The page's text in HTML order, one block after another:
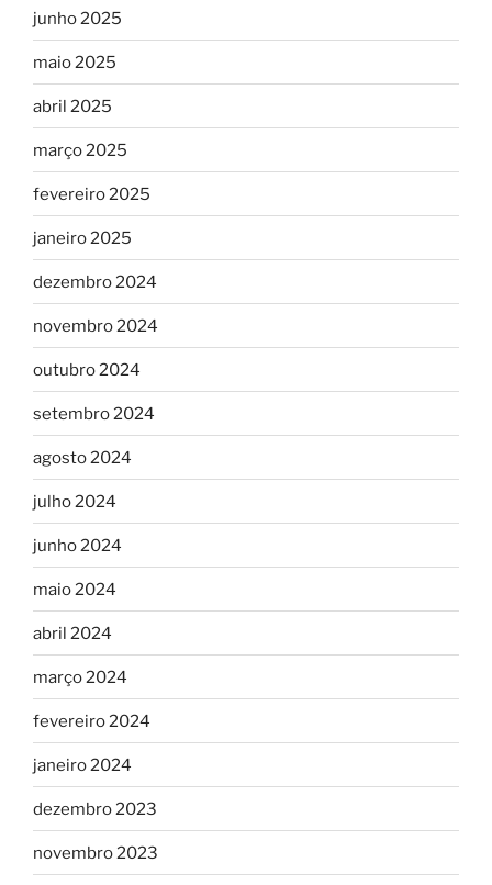
junho 2025
maio 2025
abril 2025
março 2025
fevereiro 2025
janeiro 2025
dezembro 2024
novembro 2024
outubro 2024
setembro 2024
agosto 2024
julho 2024
junho 2024
maio 2024
abril 2024
março 2024
fevereiro 2024
janeiro 2024
dezembro 2023
novembro 2023